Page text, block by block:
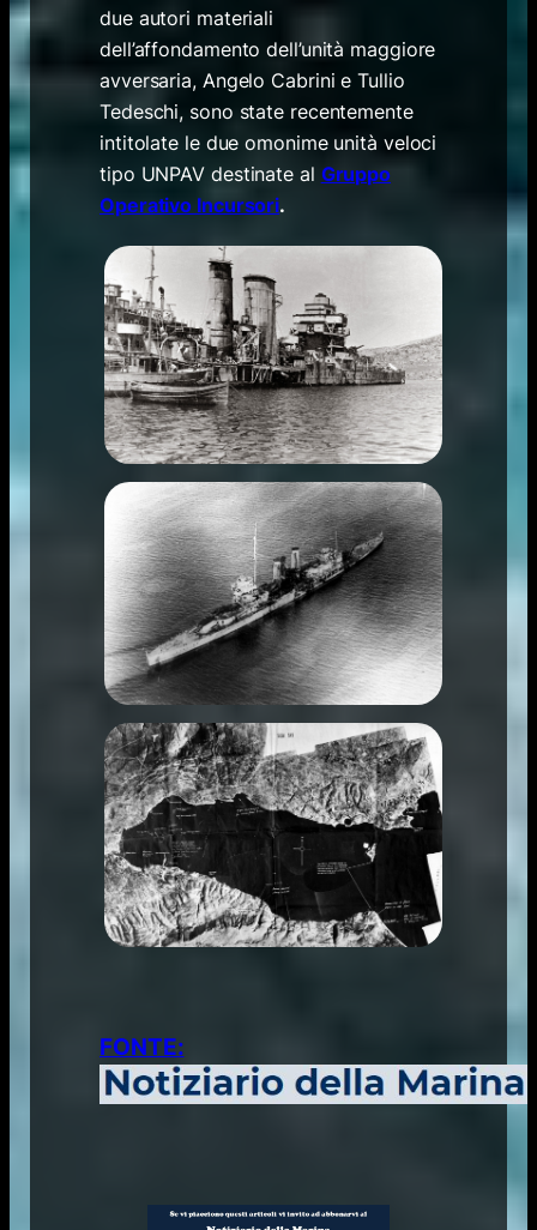
due autori materiali
dell’affondamento dell’unità maggiore
avversaria, Angelo Cabrini e Tullio
Tedeschi, sono state recentemente
intitolate le due omonime unità veloci
tipo UNPAV destinate al Gruppo
Operativo Incursori.
FONTE: